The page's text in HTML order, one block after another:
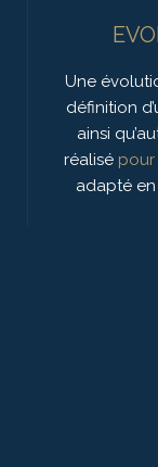
Une
définition
ainsi
réalisé
adapté en